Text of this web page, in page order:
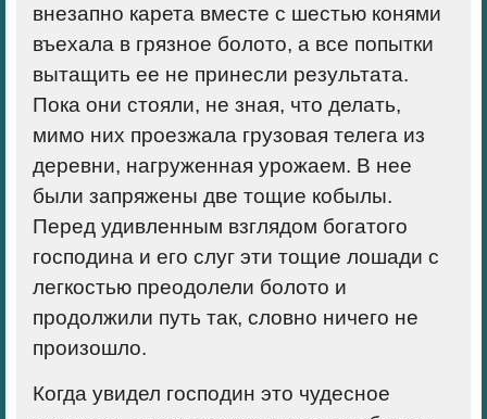
внезапно карета вместе с шестью конями
въехала в грязное болото, а все попытки
вытащить ее не принесли результата.
Пока они стояли, не зная, что делать,
мимо них проезжала грузовая телега из
деревни, нагруженная урожаем. В нее
были запряжены две тощие кобылы.
Перед удивленным взглядом богатого
господина и его слуг эти тощие лошади с
легкостью преодолели болото и
продолжили путь так, словно ничего не
произошло.
Когда увидел господин это чудесное